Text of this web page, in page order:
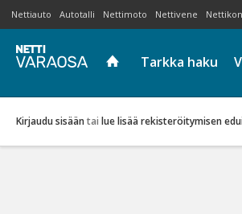
Nettiauto Autotalli Nettimoto Nettivene
Tarkka haku
Kirjaudu sisään tai lue lisää rekisteröitymisen